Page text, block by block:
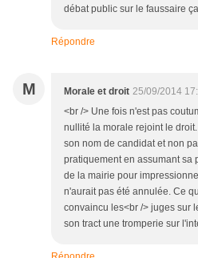
débat public sur le faussaire
Répondre
M Morale et droit 25/09/2014
<br /> Une fois n'est pas
nullité la morale rejoint le
son nom de candidat et non
pratiquement en assumant sa
de la mairie pour
n'aurait pas été annulée. Ce
convaincu les<br /> juges sur
son tract une tromperie sur